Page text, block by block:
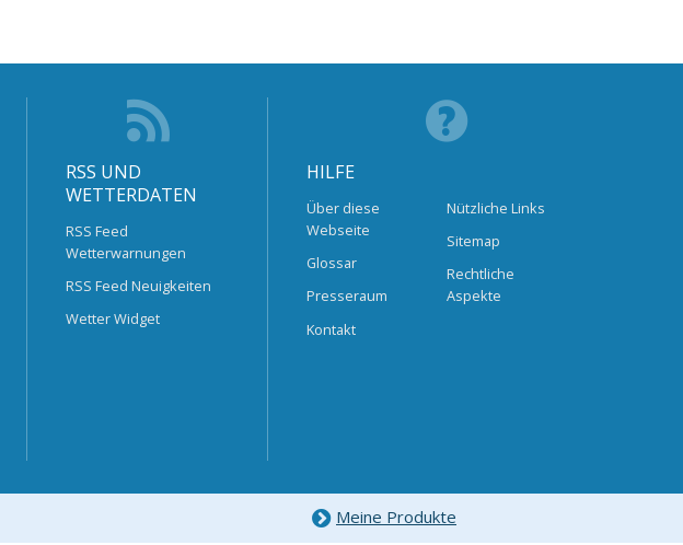
RSS UND
WETTERDATEN
RSS Feed
Wetterwarnungen
RSS Feed Neuigkeiten
Wetter Widget
HILFE
Über diese
Webseite
Glossar
Presseraum
Kontakt
Nützliche Links
Sitemap
Rechtliche
Aspekte
Meine Produkte